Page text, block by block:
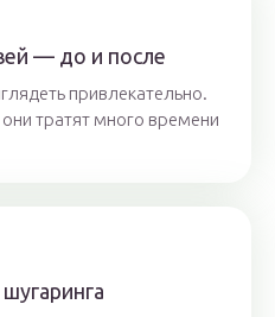
— до и после
привлекательно.
тратят много времени